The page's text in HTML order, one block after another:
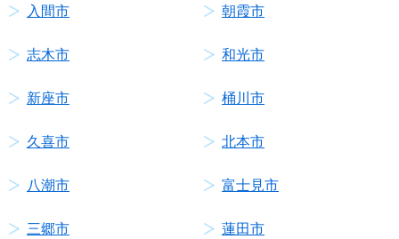
入間市 朝霞市
志木市 和光市
新座市 桶川市
久喜市 北本市
八潮市 富士見市
三郷市 蓮田市